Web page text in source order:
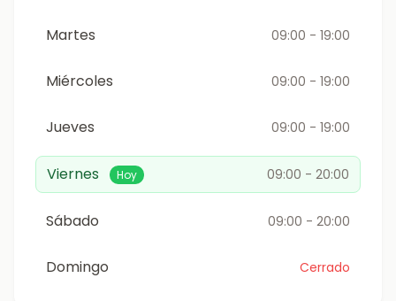
Martes 09:00 - 19:00
Miércoles 09:00 - 19:00
Jueves 09:00 - 19:00
Viernes Hoy 09:00 - 20:00
Sábado 09:00 - 20:00
Domingo Cerrado